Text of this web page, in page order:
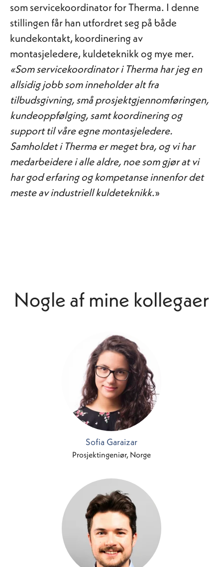
som servicekoordinator for Therma. I denne
stillingen får han utfordret seg på både
kundekontakt, koordinering av
montasjeledere, kuldeteknikk og mye mer.
«Som servicekoordinator i Therma har jeg en
allsidig jobb som inneholder alt fra
tilbudsgivning, små prosjektgjennomføringen,
kundeoppfølging, samt koordinering og
support til våre egne montasjeledere.
Samholdet i Therma er meget bra, og vi har
medarbeidere i alle aldre, noe som gjør at vi
har god erfaring og kompetanse innenfor det
meste av industriell kuldeteknikk.»
Nogle af mine kollegaer
Sofia Garaizar
Prosjektingeniør, Norge